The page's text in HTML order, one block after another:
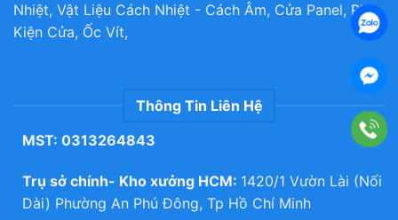
Nhiệt, Vật Liệu Cách Nhiệt - Cách Âm, Cửa Panel, Phụ
Kiện Cửa, Ốc Vít,
Thông Tin Liên Hệ
MST: 0313264843
Trụ sở chính- Kho xưởng HCM: 1420/1 Vườn Lài (Nối
Dài) Phường An Phú Đông, Tp Hồ Chí Minh